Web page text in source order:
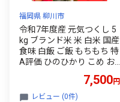
福岡県 柳川市
令和7年度産 元気つくし 5
kg ブランド米 米 白米 国産
食味 白飯 ご飯 もちもち 特
A評価 ひのひかり こめ お
おにぎり弁当 美味しい 朝
食 取り寄せ 魚 肉 の おか
7,500円
レビュー (0件)